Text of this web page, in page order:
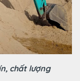
chất lượng